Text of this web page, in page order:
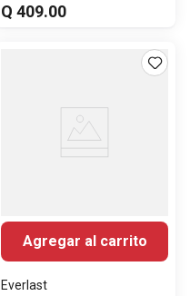
Q 409.00
Agregar al carrito
Everlast